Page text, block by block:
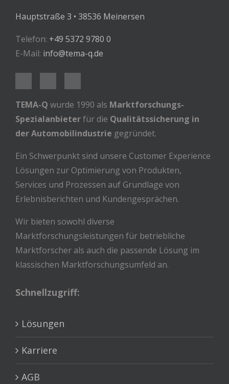
Hauptstraße 3 • 38536 Meinersen
Telefon: +49 5372 9780 0
E-Mail: info@tema-q.de
TEMA-Q wurde 1990 als Marktforschungs-
Spezialanbieterfür die Qualitätssicherung in
der Automobilindustrie gegründet.
Ein Schwerpunkt sind unsere Customer Experience
Lösungen zur Optimierung von Produkten,
Services und Prozessen auf Grundlage von
Erlebnisberichten und Kundengesprächen.
Wir bieten sowohl diverse
Marktforschungsleistungen für betriebliche
Marktforscher als auch die passende Lösung im
klassischen Marktforschungsumfeld an.
Schnellzugriff:
Lösungen
Karriere
AGB